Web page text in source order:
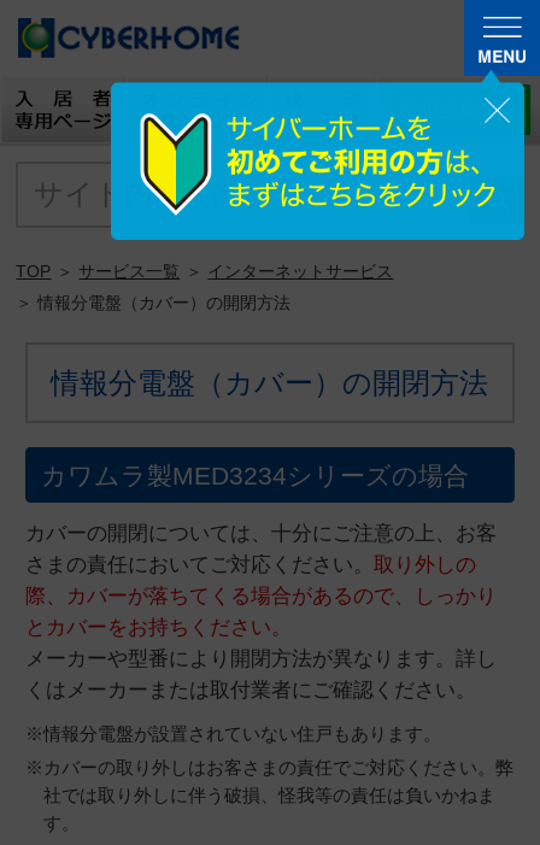
TOP ＞ サービス一覧 ＞ インターネットサービス
＞ 情報分電盤（カバー）の開閉方法
情報分電盤（カバー）の開閉方法
カワムラ製MED3234シリーズの場合
カバーの開閉については、十分にご注意の上、お客
さまの責任においてご対応ください。 取り外しの
際、カバーが落ちてくる場合があるので、しっかり
とカバーをお持ちください。
メーカーや型番により開閉方法が異なります。詳し
くはメーカーまたは取付業者にご確認ください。
※情報分電盤が設置されていない住戸もあります。
※カバーの取り外しはお客さまの責任でご対応ください。弊
社では取り外しに伴う破損、怪我等の責任は負いかねま
す。